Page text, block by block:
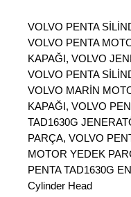
VOLVO PENTA
VOLVO PENTA
KAPAĞI, VOLVO
VOLVO PENTA
VOLVO MARİN
KAPAĞI, VOLVO
TAD1630G
PARÇA, VOLVO
MOTOR YEDEK
PENTA TAD1630G
Cylinder Head